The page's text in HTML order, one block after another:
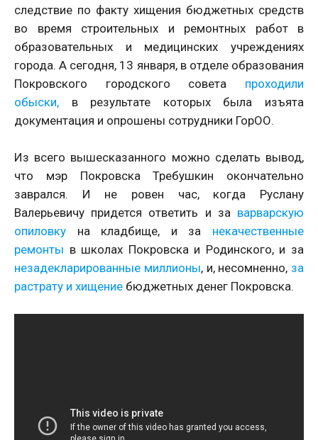
следствие по факту хищения бюджетных средств
во время строительных и ремонтных работ в
образовательных и медицинских учреждениях
города. А сегодня, 13 января, в отделе образования
Покровского городского совета проходили
обыски, в результате которых была изъята
документация и опрошены сотрудники ГорОО.
Из всего вышесказанного можно сделать вывод,
что мэр Покровска Требушкин окончательно
заврался. И не ровен час, когда Руслану
Валерьевичу придется ответить и за варварскую
опиловку на кладбище, и за некачественные
ремонты в школах Покровска и Родинского, и за
незадекларированные миллионы, и, несомненно, за
растрату и хищение бюджетных денег Покровска.